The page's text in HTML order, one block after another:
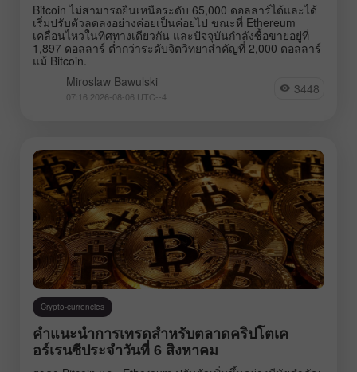
Bitcoin ไม่สามารถยืนเหนือระดับ 65,000 ดอลลาร์ได้และได้
เริ่มปรับตัวลดลงอย่างค่อยเป็นค่อยไป ขณะที่ Ethereum
เคลื่อนไหวในทิศทางเดียวกัน และปัจจุบันกำลังซื้อขายอยู่ที่
1,897 ดอลลาร์ ต่ำกว่าระดับจิตวิทยาสำคัญที่ 2,000 ดอลลาร์
แม้ Bitcoin.
Miroslaw Bawulski
07:16 2026-08-06 UTC--4 3448
Crypto-currencies
คำแนะนำการเทรดสำหรับตลาดคริปโตเค
อร์เรนซีประจำวันที่ 6 สิงหาคม